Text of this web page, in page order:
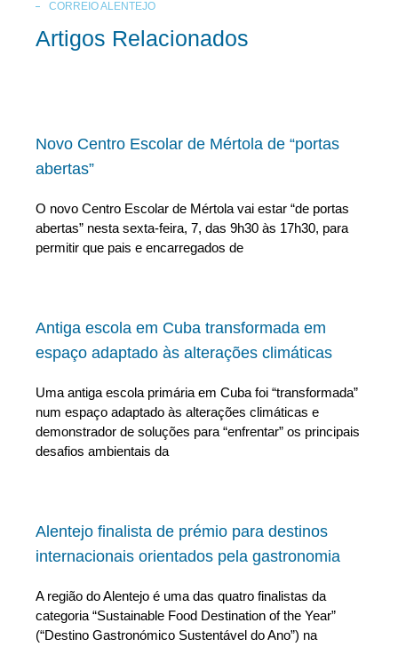
CORREIO ALENTEJO
Artigos Relacionados
Novo Centro Escolar de Mértola de “portas
abertas”
O novo Centro Escolar de Mértola vai estar “de portas
abertas” nesta sexta-feira, 7, das 9h30 às 17h30, para
permitir que pais e encarregados de
Antiga escola em Cuba transformada em
espaço adaptado às alterações climáticas
Uma antiga escola primária em Cuba foi “transformada”
num espaço adaptado às alterações climáticas e
demonstrador de soluções para “enfrentar” os principais
desafios ambientais da
Alentejo finalista de prémio para destinos
internacionais orientados pela gastronomia
A região do Alentejo é uma das quatro finalistas da
categoria “Sustainable Food Destination of the Year”
(“Destino Gastronómico Sustentável do Ano”) na